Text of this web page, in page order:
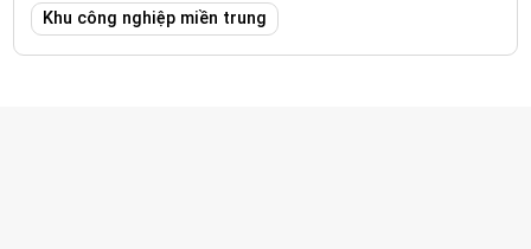
Khu công nghiệp miền trung